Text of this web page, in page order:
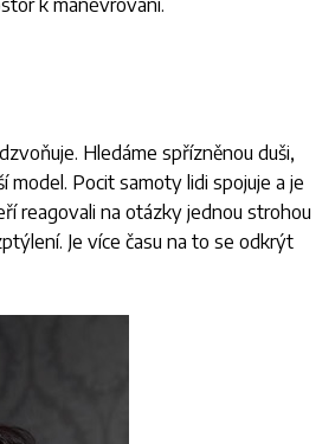
Hledáme spřízněnou duši,
Pocit samoty lidi spojuje a je
reagovali na otázky jednou strohou
Je více času na to se odkrýt